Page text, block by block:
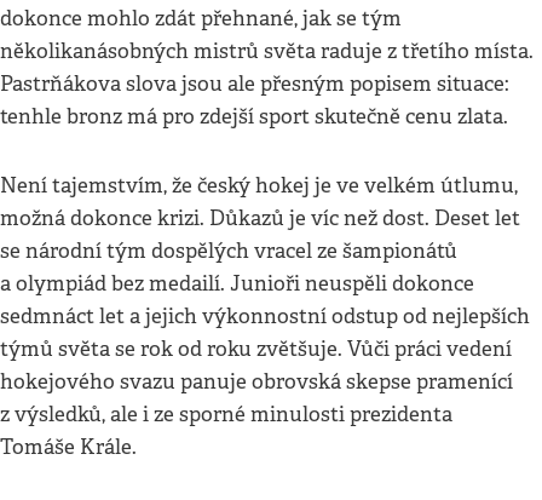
dokonce mohlo zdát přehnané, jak se tým
několikanásobných mistrů světa raduje z třetího místa.
Pastrňákova slova jsou ale přesným popisem situace:
tenhle bronz má pro zdejší sport skutečně cenu zlata.
Není tajemstvím, že český hokej je ve velkém útlumu,
možná dokonce krizi. Důkazů je víc než dost. Deset let
se národní tým dospělých vracel ze šampionátů
a olympiád bez medailí. Junioři neuspěli dokonce
sedmnáct let a jejich výkonnostní odstup od nejlepších
týmů světa se rok od roku zvětšuje. Vůči práci vedení
hokejového svazu panuje obrovská skepse pramenící
z výsledků, ale i ze sporné minulosti prezidenta
Tomáše Krále.